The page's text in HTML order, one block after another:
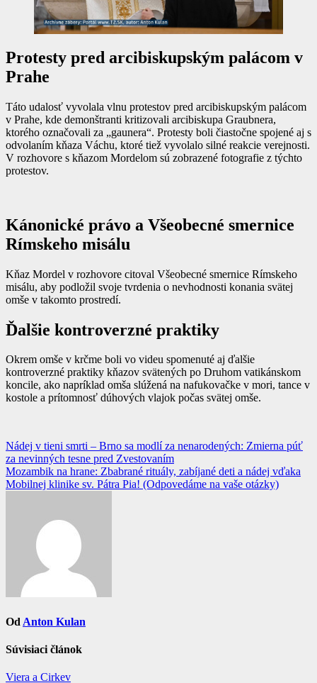
Protesty pred arcibiskupským palácom v
Prahe
Táto udalosť vyvolala vlnu protestov pred arcibiskupským palácom
v Prahe, kde demonštranti kritizovali arcibiskupa Graubnera,
ktorého označovali za „gaunera“. Protesty boli čiastočne spojené aj s
odvolaním kňaza Váchu, ktoré tiež vyvolalo silné reakcie verejnosti.
V rozhovore s kňazom Mordelom sú zobrazené fotografie z týchto
protestov.
Kánonické právo a Všeobecné smernice
Rímskeho misálu
Kňaz Mordel v rozhovore citoval Všeobecné smernice Rímskeho
misálu, aby podložil svoje tvrdenia o nevhodnosti konania svätej
omše v takomto prostredí.
Ďalšie kontroverzné praktiky
Okrem omše v krčme boli vo videu spomenuté aj ďalšie
kontroverzné praktiky kňazov svätených po Druhom vatikánskom
koncile, ako napríklad omša slúžená na nafukovačke v mori, tance v
kostole a prítomnosť dúhových vlajok počas svätej omše.
Navigácia
v
článku
Nádej v tieni smrti – Brno sa modlí za nenarodených: Zmierna púť
za nevinných tesne pred Zvestovaním
Mozambik na hrane: Zbabrané rituály, zabíjané deti a nádej vďaka
Mobilnej klinike sv. Pátra Pia! (Odpovedáme na vaše otázky)
Od Anton Kulan
Súvisiaci článok
Viera a Cirkev